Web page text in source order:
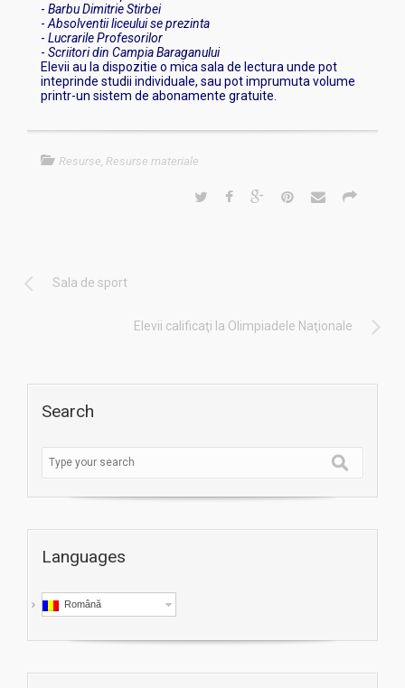
- Barbu Dimitrie Stirbei
- Absolventii liceului se prezinta
- Lucrarile Profesorilor
- Scriitori din Campia Baraganului
Elevii au la dispozitie o mica sala de lectura unde pot
inteprinde studii individuale, sau pot imprumuta volume
printr-un sistem de abonamente gratuite.
Resurse Resurse materiale
Sala de sport
Elevii calificaţi la Olimpiadele Naţionale
Search
Languages
Română